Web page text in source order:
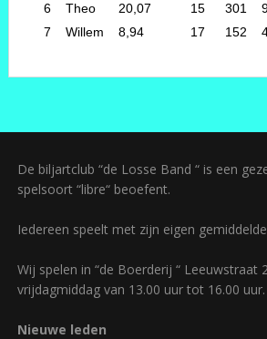
6
Theo 20,07 15 301
7
Willem 8,94 17 152
De biljartclub “de Losse Band “ is een
spelsoort “libre“ beoefent.
Iedereen speelt met zijn eigen
Wij spelen in “de Boerderij “ Leeuwstraat
vrijdagmiddag van 13.00 uur tot 16.00 uur.
Nieuwe leden